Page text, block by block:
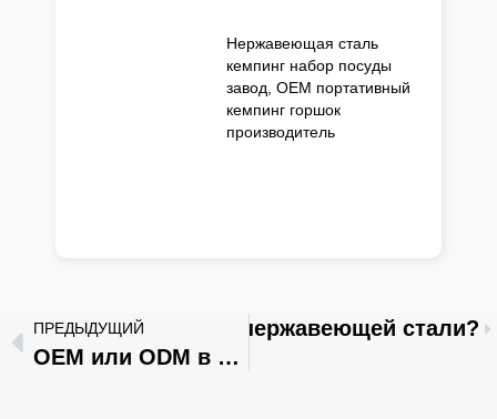
Нержавеющая сталь
кемпинг набор посуды
завод, OEM портативный
кемпинг горшок
производитель
ПРЕДЫДУЩИЙ
OEM или ODM в сфере кухонной посуды: что лучше для вашего бизнеса?
служит посуда из нержавеющей стали?